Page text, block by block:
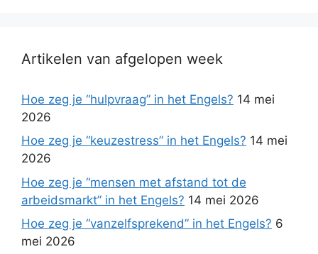
Artikelen van afgelopen week
Hoe zeg je “hulpvraag” in het Engels? 14 mei
2026
Hoe zeg je “keuzestress” in het Engels? 14 mei
2026
Hoe zeg je “mensen met afstand tot de
arbeidsmarkt” in het Engels? 14 mei 2026
Hoe zeg je “vanzelfsprekend” in het Engels? 6
mei 2026